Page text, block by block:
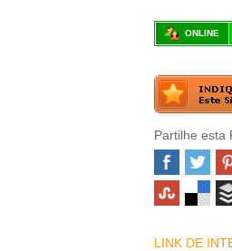
ONLINE
Partilhe esta
LINK DE